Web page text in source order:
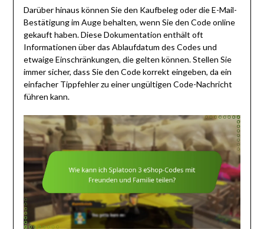
Darüber hinaus können Sie den Kaufbeleg oder die E-Mail-
Bestätigung im Auge behalten, wenn Sie den Code online
gekauft haben. Diese Dokumentation enthält oft
Informationen über das Ablaufdatum des Codes und
etwaige Einschränkungen, die gelten können. Stellen Sie
immer sicher, dass Sie den Code korrekt eingeben, da ein
einfacher Tippfehler zu einer ungültigen Code-Nachricht
führen kann.